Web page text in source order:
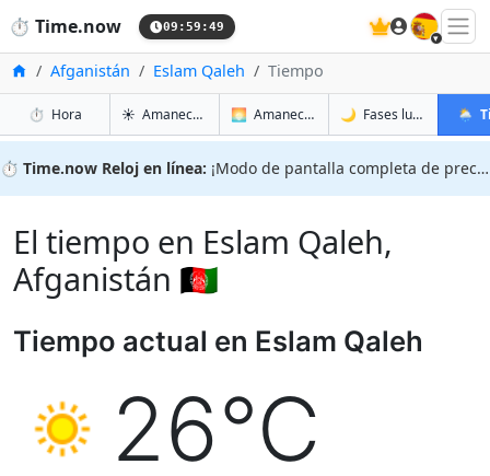
⏱️ Time.now 09:59:50 🇪🇸
InicioAfganistán Eslam Qaleh Tiempo
⏱️ Horaen Eslam Qaleh
☀️ Amanecer y atardecer en Eslam Qaleh
🌅 Amanecer y atardecer mañana en
🌙 Fases lunares en
🌦️
⏱️ Time.now Reloj en línea: ¡Modo de pantalla completa de precisión!
El tiempo en Eslam Qaleh,
Afganistán 🇦🇫
Tiempo actual en Eslam Qaleh
26°C